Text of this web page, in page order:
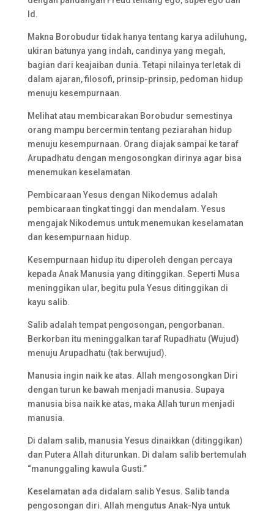
Id.
Makna Borobudur tidak hanya tentang karya adiluhung,
ukiran batunya yang indah, candinya yang megah,
bagian dari keajaiban dunia. Tetapi nilainya terletak di
dalam ajaran, filosofi, prinsip-prinsip, pedoman hidup
menuju kesempurnaan.
Melihat atau membicarakan Borobudur semestinya
orang mampu bercermin tentang peziarahan hidup
menuju kesempurnaan. Orang diajak sampai ke taraf
Arupadhatu dengan mengosongkan dirinya agar bisa
menemukan keselamatan.
Pembicaraan Yesus dengan Nikodemus adalah
pembicaraan tingkat tinggi dan mendalam. Yesus
mengajak Nikodemus untuk menemukan keselamatan
dan kesempurnaan hidup.
Kesempurnaan hidup itu diperoleh dengan percaya
kepada Anak Manusia yang ditinggikan. Seperti Musa
meninggikan ular, begitu pula Yesus ditinggikan di
kayu salib.
Salib adalah tempat pengosongan, pengorbanan.
Berkorban itu meninggalkan taraf Rupadhatu (Wujud)
menuju Arupadhatu (tak berwujud).
Manusia ingin naik ke atas. Allah mengosongkan Diri
dengan turun ke bawah menjadi manusia. Supaya
manusia bisa naik ke atas, maka Allah turun menjadi
manusia.
Di dalam salib, manusia Yesus dinaikkan (ditinggikan)
dan Putera Allah diturunkan. Di dalam salib bertemulah
“manunggaling kawula Gusti.”
Keselamatan ada didalam salib Yesus. Salib tanda
pengosongan diri. Allah mengutus Anak-Nya untuk